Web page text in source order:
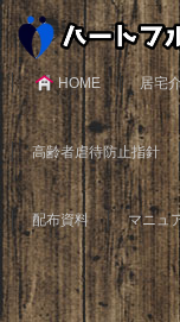
HOME 居宅
高齢者虐待防止指針
配布資料 マニュ